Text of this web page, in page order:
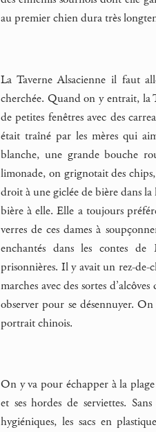
au premier chien dura très
La Taverne Alsacienne il faut
cherchée. Quand on y entrait, la
de petites fenêtres avec des
était traîné par les mères qui
blanche, une grande bouche
limonade, on grignotait des
droit à une giclée de bière dans
bière à elle. Elle a toujours
verres de ces dames à
enchantés dans les contes
prisonnières. Il y avait un rez-de-
marches avec des sortes
observer pour se désennuyer.
portrait chinois.
On y va pour échapper à la plage
et ses hordes de serviettes.
hygiéniques, les sacs en